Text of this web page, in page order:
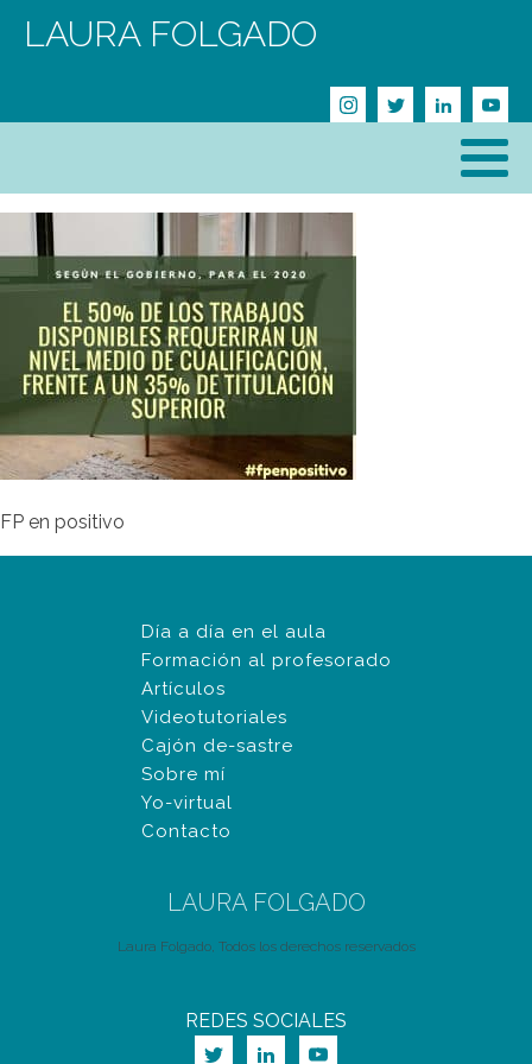
LAURA FOLGADO
FP en positivo
Día a día en el aula
Formación al profesorado
Artículos
Videotutoriales
Cajón de-sastre
Sobre mí
Yo-virtual
Contacto
LAURA FOLGADO
Laura Folgado, Todos los derechos reservados
REDES SOCIALES